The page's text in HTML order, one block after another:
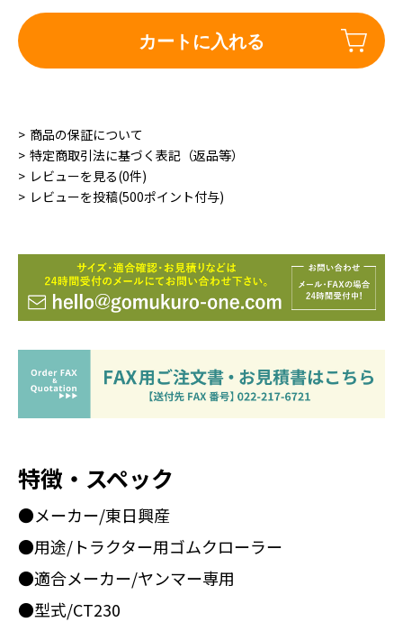
カートに入れる
商品の保証について
特定商取引法に基づく表記（返品等）
レビューを見る(0件)
レビューを投稿(500ポイント付与)
特徴・スペック
●メーカー/東日興産
●用途/トラクター用ゴムクローラー
●適合メーカー/ヤンマー専用
●型式/CT230